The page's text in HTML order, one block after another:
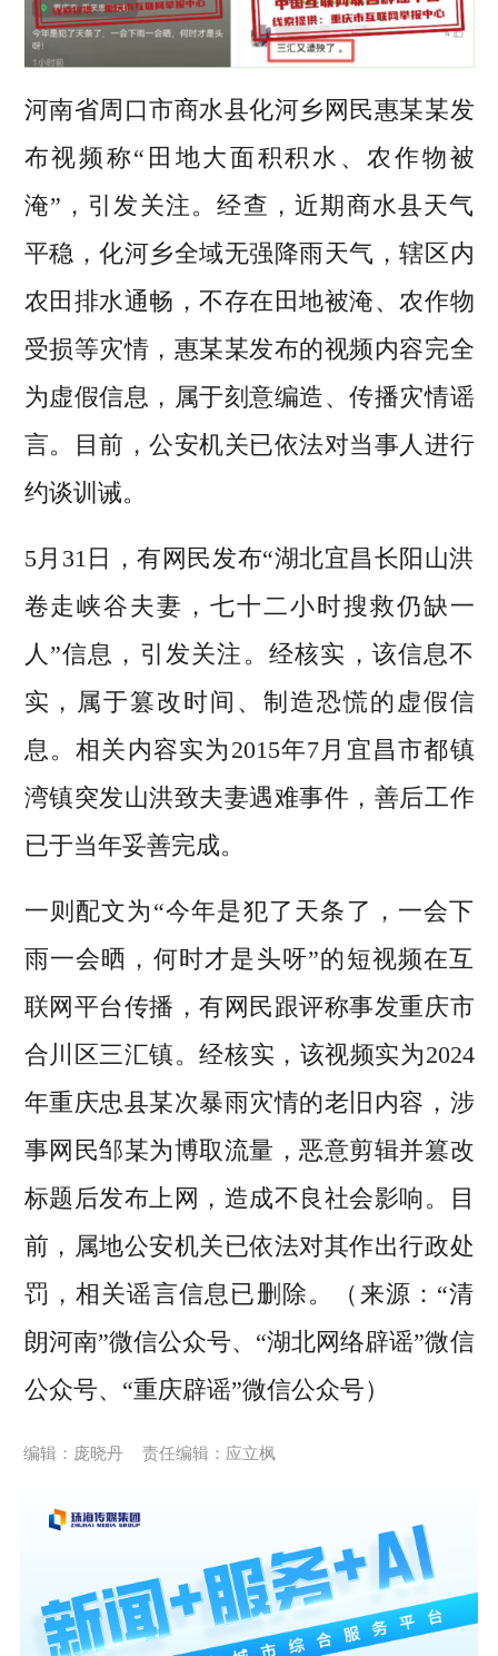
河南省周口市商水县化河乡网民惠某某发
布视频称“田地大面积积水、农作物被
淹”，引发关注。经查，近期商水县天气
平稳，化河乡全域无强降雨天气，辖区内
农田排水通畅，不存在田地被淹、农作物
受损等灾情，惠某某发布的视频内容完全
为虚假信息，属于刻意编造、传播灾情谣
言。目前，公安机关已依法对当事人进行
约谈训诫。
5月31日，有网民发布“湖北宜昌长阳山洪
卷走峡谷夫妻，七十二小时搜救仍缺一
人”信息，引发关注。经核实，该信息不
实，属于篡改时间、制造恐慌的虚假信
息。相关内容实为2015年7月宜昌市都镇
湾镇突发山洪致夫妻遇难事件，善后工作
已于当年妥善完成。
一则配文为“今年是犯了天条了，一会下
雨一会晒，何时才是头呀”的短视频在互
联网平台传播，有网民跟评称事发重庆市
合川区三汇镇。经核实，该视频实为2024
年重庆忠县某次暴雨灾情的老旧内容，涉
事网民邹某为博取流量，恶意剪辑并篡改
标题后发布上网，造成不良社会影响。目
前，属地公安机关已依法对其作出行政处
罚，相关谣言信息已删除。（来源：“清
朗河南”微信公众号、“湖北网络辟谣”微信
公众号、“重庆辟谣”微信公众号）
编辑：庞晓丹 责任编辑：应立枫